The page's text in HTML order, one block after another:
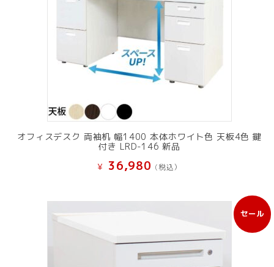
オフィスデスク 両袖机 幅1400 本体ホワイト色 天板4色 鍵
付き LRD-146 新品
¥ 36,980 (税込）
セール
販
売